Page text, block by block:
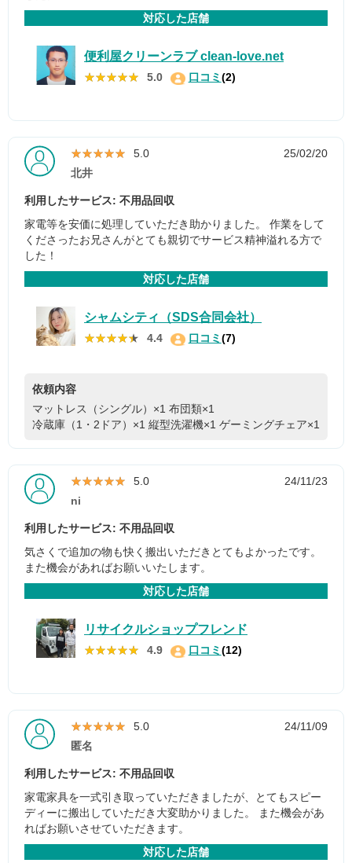
対応した店舗
便利屋クリーンラブ clean-love.net
★★★★★
★★★★★ 5.0 口コミ(2)
★★★★★
★★★★★ 5.0
25/02/20
北井
利用したサービス: 不用品回収
家電等を安価に処理していただき助かりました。 作業をして
くださったお兄さんがとても親切でサービス精神溢れる方で
した！
対応した店舗
シャムシティ（SDS合同会社）
★★★★★
★★★★★ 4.4 口コミ(7)
依頼内容
マットレス（シングル）×1 布団類×1
冷蔵庫（1・2ドア）×1 縦型洗濯機×1 ゲーミングチェア×1
★★★★★
★★★★★ 5.0
24/11/23
ni
利用したサービス: 不用品回収
気さくで追加の物も快く搬出いただきとてもよかったです。
また機会があればお願いいたします。
対応した店舗
リサイクルショップフレンド
★★★★★
★★★★★ 4.9 口コミ(12)
★★★★★
★★★★★ 5.0
24/11/09
匿名
利用したサービス: 不用品回収
家電家具を一式引き取っていただきましたが、とてもスピー
ディーに搬出していただき大変助かりました。 また機会があ
ればお願いさせていただきます。
対応した店舗